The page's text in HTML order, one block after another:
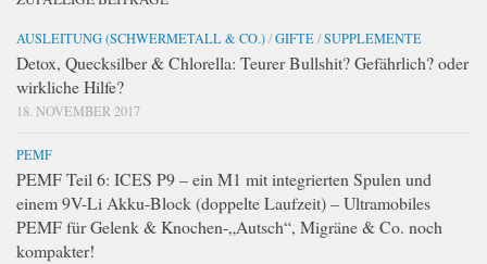
AUSLEITUNG (SCHWERMETALL & CO.)/GIFTE/SUPPLEMENTE
Detox, Quecksilber & Chlorella: Teurer Bullshit? Gefährlich? oder
wirkliche Hilfe?
18. NOVEMBER 2017
PEMF
PEMF Teil 6: ICES P9 – ein M1 mit integrierten Spulen und
einem 9V-Li Akku-Block (doppelte Laufzeit) – Ultramobiles
PEMF für Gelenk & Knochen-„Autsch“, Migräne & Co. noch
kompakter!